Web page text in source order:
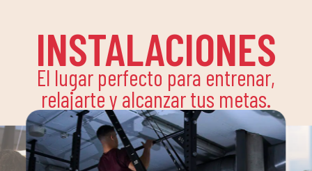
INSTALACIONES
El lugar perfecto para entrenar,
relajarte y alcanzar tus metas.